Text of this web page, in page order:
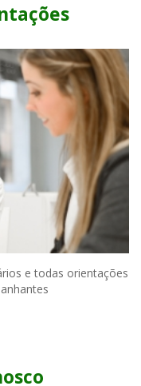
e todas orientações